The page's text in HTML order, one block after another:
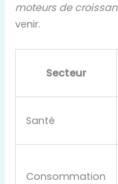
moteurs de
venir.
Secteur
Santé
Consommation